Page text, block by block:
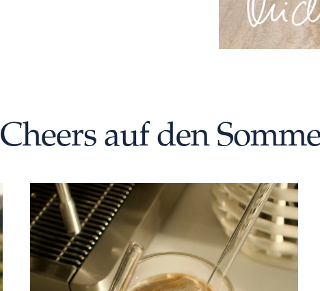
Cheers auf den